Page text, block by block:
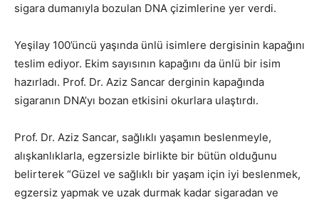
sigara dumanıyla bozulan DNA çizimlerine yer verdi.
Yeşilay 100’üncü yaşında ünlü isimlere dergisinin kapağını
teslim ediyor. Ekim sayısının kapağını da ünlü bir isim
hazırladı. Prof. Dr. Aziz Sancar derginin kapağında
sigaranın DNA’yı bozan etkisini okurlara ulaştırdı.
Prof. Dr. Aziz Sancar, sağlıklı yaşamın beslenmeyle,
alışkanlıklarla, egzersizle birlikte bir bütün olduğunu
belirterek “Güzel ve sağlıklı bir yaşam için iyi beslenmek,
egzersiz yapmak ve uzak durmak kadar sigaradan ve